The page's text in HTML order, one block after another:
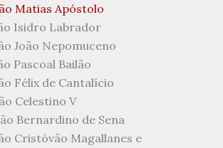
Matias Apóstolo
Isidro Labrador
João Nepomuceno
Pascoal Bailão
Félix de Cantalício
Celestino V
Bernardino de Sena
Cristóvão Magallanes e